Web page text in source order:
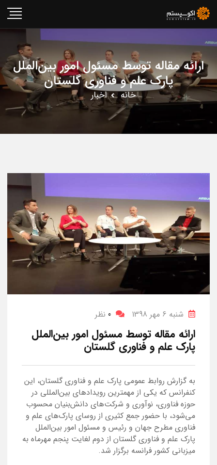
ارائه مقاله توسط مسئول امور بین‌الملل
پارک علم و فناوری گلستان
خانه اخبار
شنبه 6 مهر 1398 0 نظر
ارائه مقاله توسط مسئول امور بین‌الملل
پارک علم و فناوری گلستان
به گزارش روابط عمومی پارک علم و فناوری گلستان، این
کنفرانس که یکی از مهمترین رویدادهای بین‌المللی در
حوزه فناوری، نوآوری و شرکت‌های دانش‌بنیان محسوب
می‌شود، با حضور جمع کثیری از روسای پارک‌های علم و
فناوری مطرح جهان و رئیس و مسئول امور بین‌الملل
پارک علم و فناوری گلستان از دوم لغایت پنجم مهرماه به
میزبانی کشور فرانسه برگزار شد.